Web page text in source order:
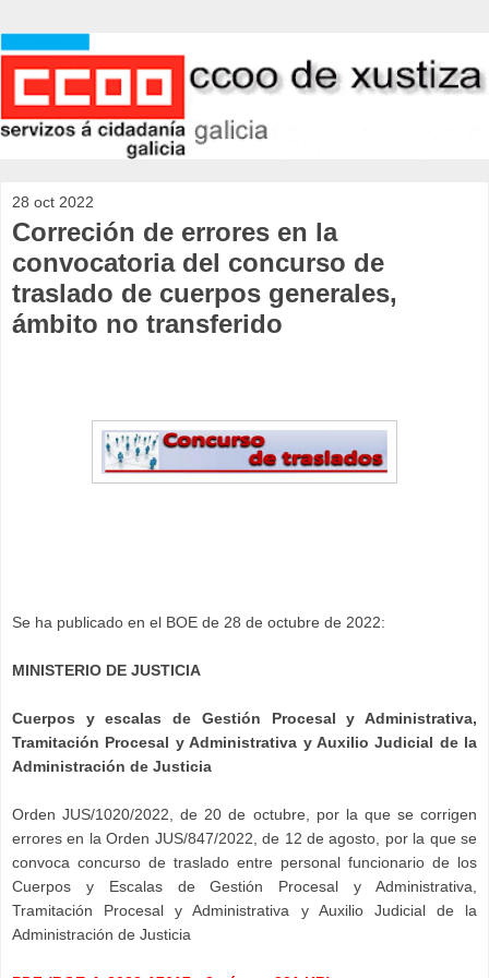
28 oct 2022
Correción de errores en la
convocatoria del concurso de
traslado de cuerpos generales,
ámbito no transferido
Se ha publicado en el BOE de 28 de octubre de 2022:
MINISTERIO DE JUSTICIA
Cuerpos y escalas de Gestión Procesal y Administrativa,
Tramitación Procesal y Administrativa y Auxilio Judicial de la
Administración de Justicia
Orden JUS/1020/2022, de 20 de octubre, por la que se corrigen
errores en la Orden JUS/847/2022, de 12 de agosto, por la que se
convoca concurso de traslado entre personal funcionario de los
Cuerpos y Escalas de Gestión Procesal y Administrativa,
Tramitación Procesal y Administrativa y Auxilio Judicial de la
Administración de Justicia